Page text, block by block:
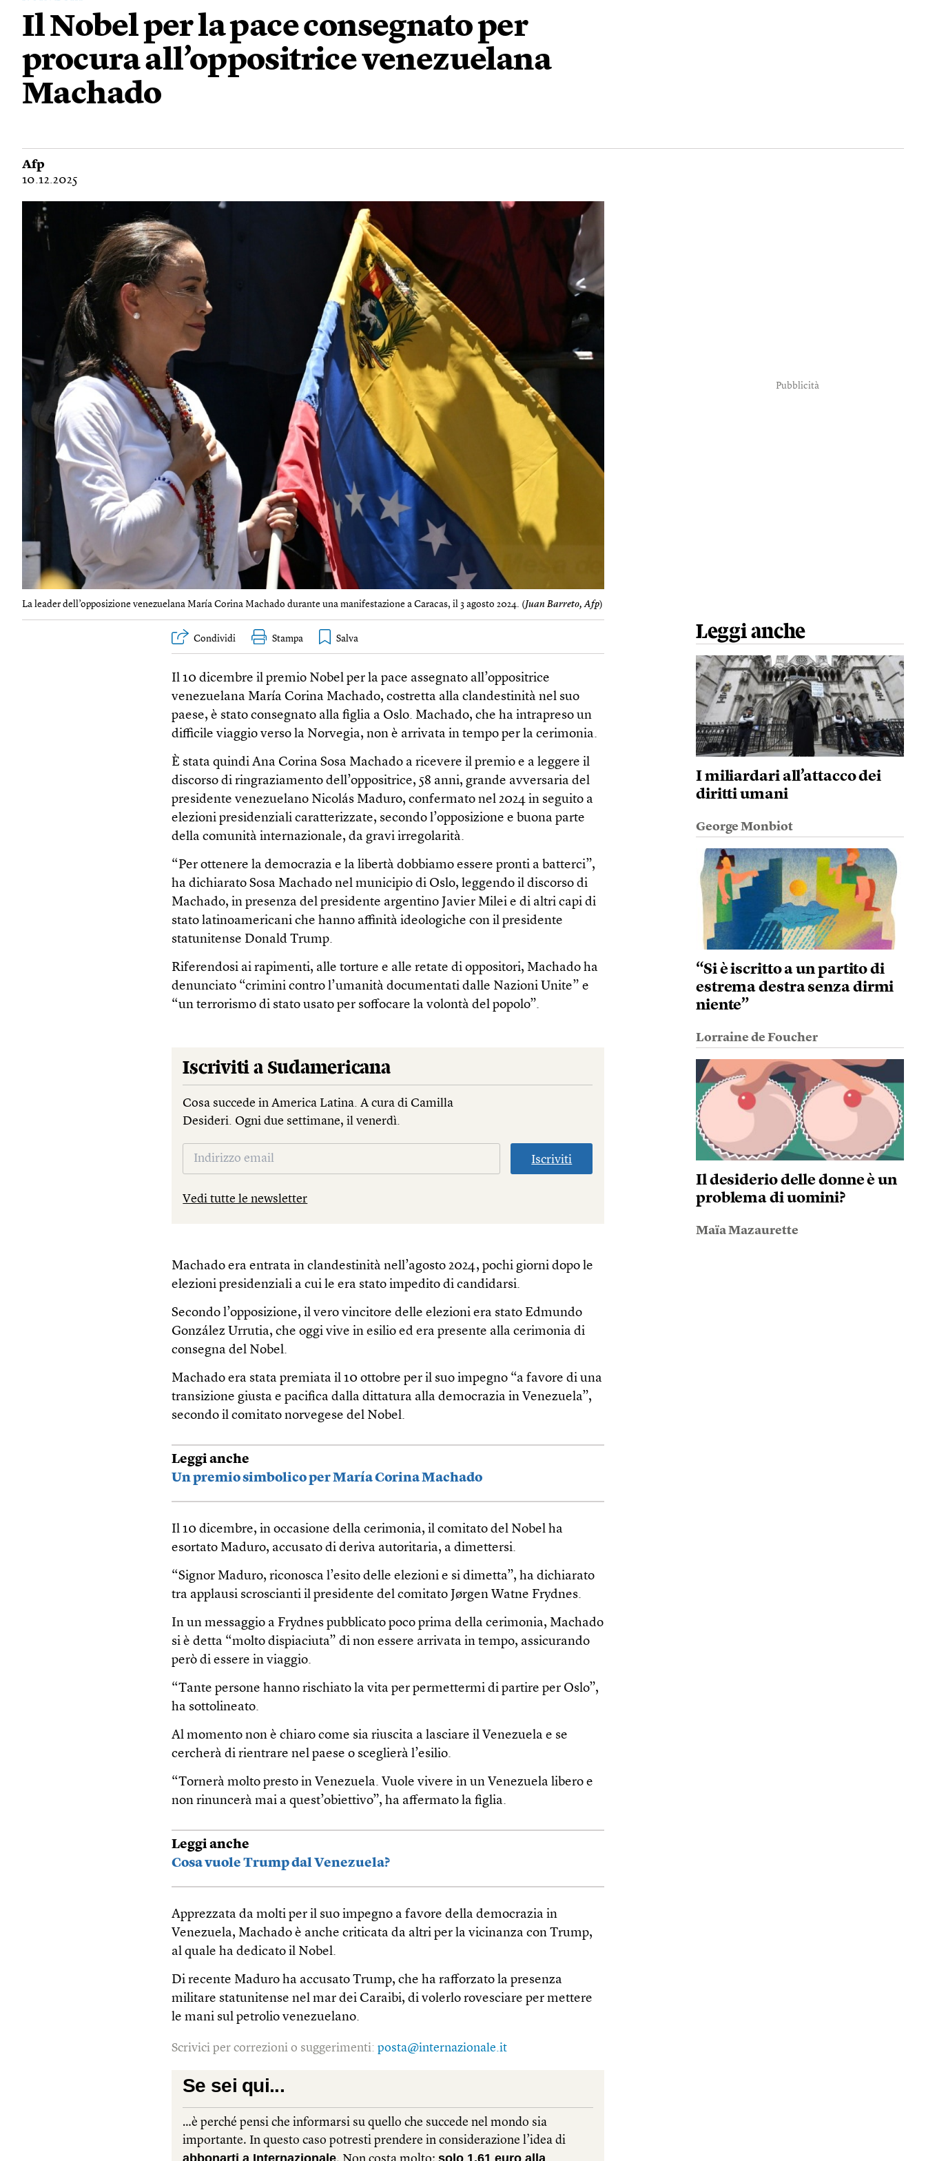
Il Nobel per la pace consegnato per
procura all’oppositrice venezuelana
Machado
Afp
10.12.2025
La leader dell’opposizione venezuelana María Corina Machado durante una manifestazione a Caracas, il 3 agosto 2024. (Juan Barreto, Afp)
Pubblicità
Condividi Stampa
Il 10 dicembre il premio Nobel per la pace assegnato all’oppositrice
venezuelana María Corina Machado, costretta alla clandestinità nel suo
paese, è stato consegnato alla figlia a Oslo. Machado, che ha intrapreso un
difficile viaggio verso la Norvegia, non è arrivata in tempo per la cerimonia.
È stata quindi Ana Corina Sosa Machado a ricevere il premio e a leggere il
discorso di ringraziamento dell’oppositrice, 58 anni, grande avversaria del
presidente venezuelano Nicolás Maduro, confermato nel 2024 in seguito a
elezioni presidenziali caratterizzate, secondo l’opposizione e buona parte
della comunità internazionale, da gravi irregolarità.
“Per ottenere la democrazia e la libertà dobbiamo essere pronti a batterci”,
ha dichiarato Sosa Machado nel municipio di Oslo, leggendo il discorso di
Machado, in presenza del presidente argentino Javier Milei e di altri capi di
stato latinoamericani che hanno affinità ideologiche con il presidente
statunitense Donald Trump.
Riferendosi ai rapimenti, alle torture e alle retate di oppositori, Machado ha
denunciato “crimini contro l’umanità documentati dalle Nazioni Unite” e
“un terrorismo di stato usato per soffocare la volontà del popolo”.
Iscriviti a Sudamericana
Cosa succede in America Latina. A cura di Camilla
Desideri. Ogni due settimane, il venerdì.
Iscriviti
Vedi tutte le newsletter
Machado era entrata in clandestinità nell’agosto 2024, pochi giorni dopo le
elezioni presidenziali a cui le era stato impedito di candidarsi.
Secondo l’opposizione, il vero vincitore delle elezioni era stato Edmundo
González Urrutia, che oggi vive in esilio ed era presente alla cerimonia di
consegna del Nobel.
Machado era stata premiata il 10 ottobre per il suo impegno “a favore di una
transizione giusta e pacifica dalla dittatura alla democrazia in Venezuela”,
secondo il comitato norvegese del Nobel.
Leggi anche
Un premio simbolico per María Corina Machado
Il 10 dicembre, in occasione della cerimonia, il comitato del Nobel ha
esortato Maduro, accusato di deriva autoritaria, a dimettersi.
“Signor Maduro, riconosca l’esito delle elezioni e si dimetta”, ha dichiarato
tra applausi scroscianti il presidente del comitato Jørgen Watne Frydnes.
In un messaggio a Frydnes pubblicato poco prima della cerimonia, Machado
si è detta “molto dispiaciuta” di non essere arrivata in tempo, assicurando
però di essere in viaggio.
“Tante persone hanno rischiato la vita per permettermi di partire per Oslo”,
ha sottolineato.
Al momento non è chiaro come sia riuscita a lasciare il Venezuela e se
cercherà di rientrare nel paese o sceglierà l’esilio.
“Tornerà molto presto in Venezuela. Vuole vivere in un Venezuela libero e
non rinuncerà mai a quest’obiettivo”, ha affermato la figlia.
Leggi anche
Cosa vuole Trump dal Venezuela?
Apprezzata da molti per il suo impegno a favore della democrazia in
Venezuela, Machado è anche criticata da altri per la vicinanza con Trump,
al quale ha dedicato il Nobel.
Di recente Maduro ha accusato Trump, che ha rafforzato la presenza
militare statunitense nel mar dei Caraibi, di volerlo rovesciare per mettere
le mani sul petrolio venezuelano.
Scrivici per correzioni o suggerimenti:posta@internazionale.it
Leggi anche
I miliardari all’attacco dei
diritti umani
George Monbiot
“Si è iscritto a un partito di
estrema destra senza dirmi
niente”
Lorraine de Foucher
Il desiderio delle donne è un
problema di uomini?
Maïa Mazaurette